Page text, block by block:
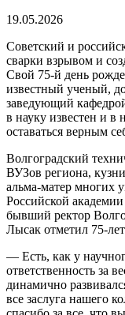
19.05.2026
Советский и
сварки взрывом и
Свой 75-й день
известный ученый,
заведующий
в науку известен и в
оставаться верным
Волгоградский
ВУЗов региона,
альма-матер многих
Российской
бывший ректор
Лысак отметил 75-
— Есть, как у
ответственность за
динамично
все заслуга нашего